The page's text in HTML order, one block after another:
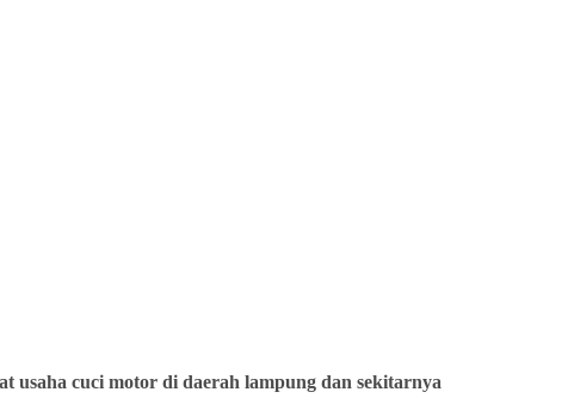
usaha cuci motor di daerah lampung dan sekitarnya